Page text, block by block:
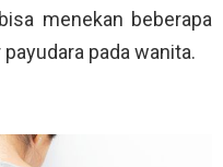
menekan beberapa
pada wanita.